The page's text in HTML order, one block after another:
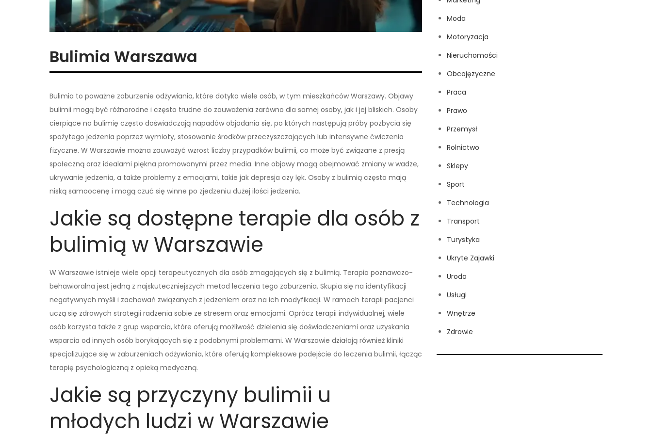
Bulimia Warszawa
Bulimia to poważne zaburzenie odżywiania, które dotyka wiele osób, w tym mieszkańców Warszawy. Objawy
bulimii mogą być różnorodne i często trudne do zauważenia zarówno dla samej osoby, jak i jej bliskich. Osoby
cierpiące na bulimię często doświadczają napadów objadania się, po których następują próby pozbycia się
spożytego jedzenia poprzez wymioty, stosowanie środków przeczyszczających lub intensywne ćwiczenia
fizyczne. W Warszawie można zauważyć wzrost liczby przypadków bulimii, co może być związane z presją
społeczną oraz idealami piękna promowanymi przez media. Inne objawy mogą obejmować zmiany w wadze,
ukrywanie jedzenia, a także problemy z emocjami, takie jak depresja czy lęk. Osoby z bulimią często mają
niską samoocenę i mogą czuć się winne po zjedzeniu dużej ilości jedzenia.
Jakie są dostępne terapie dla osób z
bulimią w Warszawie
W Warszawie istnieje wiele opcji terapeutycznych dla osób zmagających się z bulimią. Terapia poznawczo-
behawioralna jest jedną z najskuteczniejszych metod leczenia tego zaburzenia. Skupia się na identyfikacji
negatywnych myśli i zachowań związanych z jedzeniem oraz na ich modyfikacji. W ramach terapii pacjenci
uczą się zdrowych strategii radzenia sobie ze stresem oraz emocjami. Oprócz terapii indywidualnej, wiele
osób korzysta także z grup wsparcia, które oferują możliwość dzielenia się doświadczeniami oraz uzyskania
wsparcia od innych osób borykających się z podobnymi problemami. W Warszawie działają również kliniki
specjalizujące się w zaburzeniach odżywiania, które oferują kompleksowe podejście do leczenia bulimii, łącząc
terapię psychologiczną z opieką medyczną.
Jakie są przyczyny bulimii u
młodych ludzi w Warszawie
Moda
Motoryzacja
Nieruchomości
Obcojęzyczne
Praca
Prawo
Przemysł
Rolnictwo
Sklepy
Sport
Technologia
Transport
Turystyka
Ukryte Zajawki
Uroda
Usługi
Wnętrze
Zdrowie